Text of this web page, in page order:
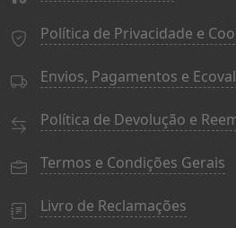
Política de Privacidade e
Envios, Pagamentos e
Política de Devolução e
Termos e Condições Gerais
Livro de Reclamações